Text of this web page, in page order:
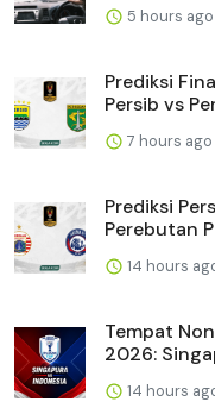
5 hours ago
Prediksi
Persib vs
7 hours ago
Prediksi
Perebutan
14 hours
Tempat
2026:
14 hours